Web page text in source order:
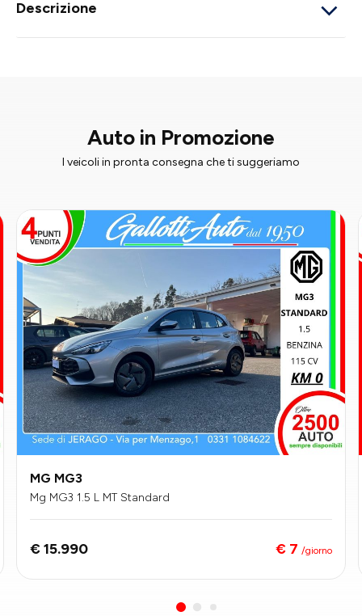
Descrizione
Auto in Promozione
I veicoli in pronta consegna che ti suggeriamo
MG MG3
Mg MG3 1.5 L MT Standard
€ 15.990 € 7 /giorno